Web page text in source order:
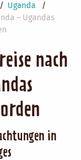
Uganda
– Ugandas
nach
in